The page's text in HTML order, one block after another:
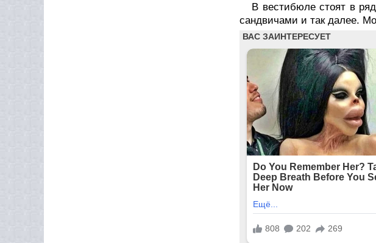
В вестибюле стоят в
сандвичами и так далее.